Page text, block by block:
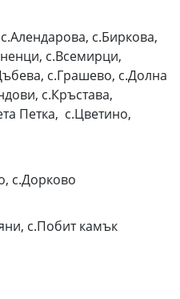
с.Биркова,
с.Всемирци,
с.Грашево, с.Долна
с.Кръстава,
Петка, с.Цветино,
с.Дорково
с.Побит камък